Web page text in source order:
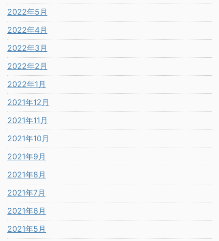
2022年5月
2022年4月
2022年3月
2022年2月
2022年1月
2021年12月
2021年11月
2021年10月
2021年9月
2021年8月
2021年7月
2021年6月
2021年5月